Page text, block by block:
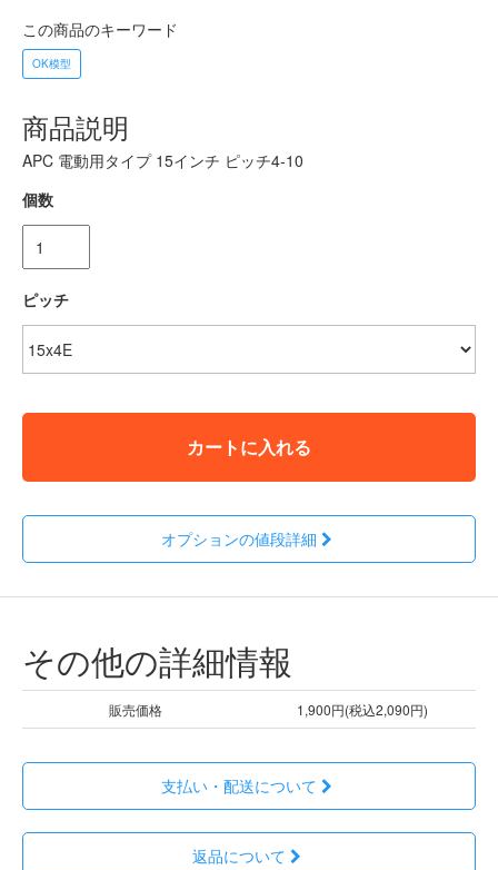
この商品のキーワード
OK模型
商品説明
APC 電動用タイプ 15インチ ピッチ4-10
個数
ピッチ
カートに入れる
オプションの値段詳細
その他の詳細情報
販売価格 1,900円(税込2,090円)
支払い・配送について
返品について